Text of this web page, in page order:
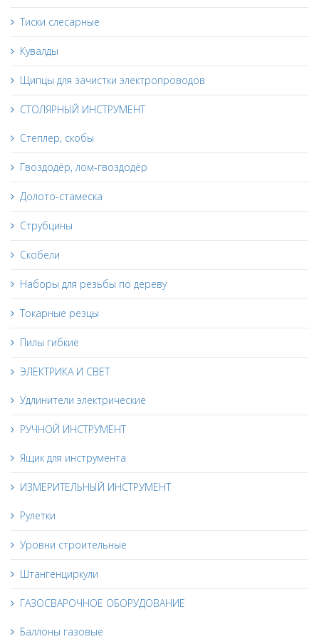
Тиски слесарные
Кувалды
Щипцы для зачистки электропроводов
СТОЛЯРНЫЙ ИНСТРУМЕНТ
Степлер, скобы
Гвоздодёр, лом-гвоздодёр
Долото-стамеска
Струбцины
Скобели
Наборы для резьбы по дереву
Токарные резцы
Пилы гибкие
ЭЛЕКТРИКА И СВЕТ
Удлинители электрические
РУЧНОЙ ИНСТРУМЕНТ
Ящик для инструмента
ИЗМЕРИТЕЛЬНЫЙ ИНСТРУМЕНТ
Рулетки
Уровни строительные
Штангенциркули
ГАЗОСВАРОЧНОЕ ОБОРУДОВАНИЕ
Баллоны газовые